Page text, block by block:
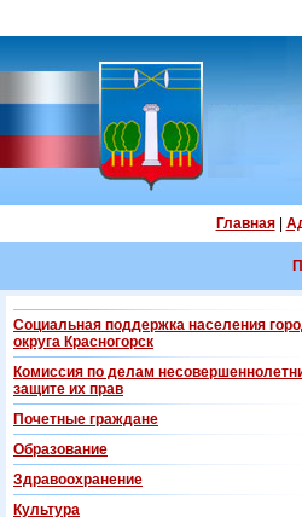
Главная|
Социальная поддержка населения
округа Красногорск
Комиссия по делам
защите их прав
Почетные граждане
Образование
Здравоохранение
Культура